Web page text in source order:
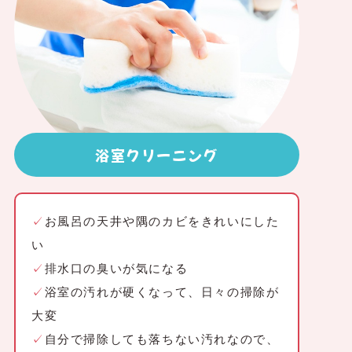
浴室クリーニング
✓ お風呂の天井や隅のカビをきれいにした
い
✓ 排水口の臭いが気になる
✓ 浴室の汚れが硬くなって、日々の掃除が
大変
✓ 自分で掃除しても落ちない汚れなので、